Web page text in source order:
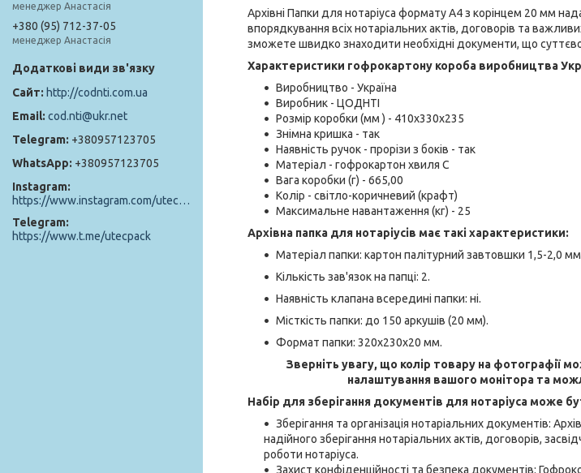
Архівні Папки для нотаріуса формату А4 з корінцем 20 мм
впорядкування всіх нотаріальних актів, договорів та
зможете швидко знаходити необхідні документи, що
Характеристики гофрокартону короба виробництва
Виробництво - Україна
Виробник - ЦОДНТІ
Розмір коробки (мм ) - 410x330x235
Знімна кришка - так
Наявність ручок - прорізи з боків - так
Матеріал - гофрокартон хвиля С
Вага коробки (г) - 665,00
Колір - світло-коричневий (крафт)
Максимальне навантаження (кг) - 25
Архівна папка для нотаріусів має такі характеристики:
Матеріал папки: картон палітурний завтовшки 1,5-2,0
Кількість зав'язок на папці: 2.
Наявність клапана всередині папки: ні.
Місткість папки: до 150 аркушів (20 мм).
Формат папки: 320x230x20 мм.
Зверніть увагу, що колір товару на фотографії
налаштування вашого монітора та
Набір для зберігання документів для нотаріуса може
Зберігання та організація нотаріальних документів:
надійного зберігання нотаріальних актів, договорів,
роботи нотаріуса.
Захист конфіденційності та безпека документів:
менеджер Анастасія
+380 (95) 712-37-05
менеджер Анастасія
http://codnti.com.ua
cod.nti@ukr.net
+380957123705
+380957123705
Instagram
https://www.instagram.com/utec_pack/
Telegram
https://www.t.me/utecpack